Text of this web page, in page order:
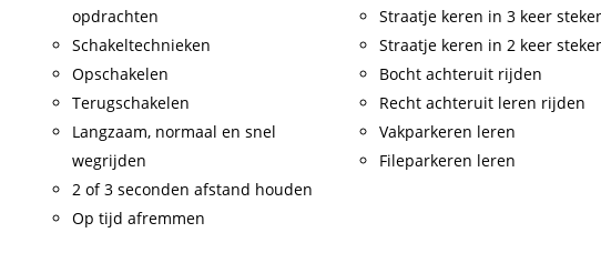
opdrachten
Schakeltechnieken
Opschakelen
Terugschakelen
Langzaam, normaal en snel
wegrijden
2 of 3 seconden afstand houden
Op tijd afremmen
Straatje keren in 3 keer
Straatje keren in 2 keer
Bocht achteruit rijden
Recht achteruit leren rijden
Vakparkeren leren
Fileparkeren leren